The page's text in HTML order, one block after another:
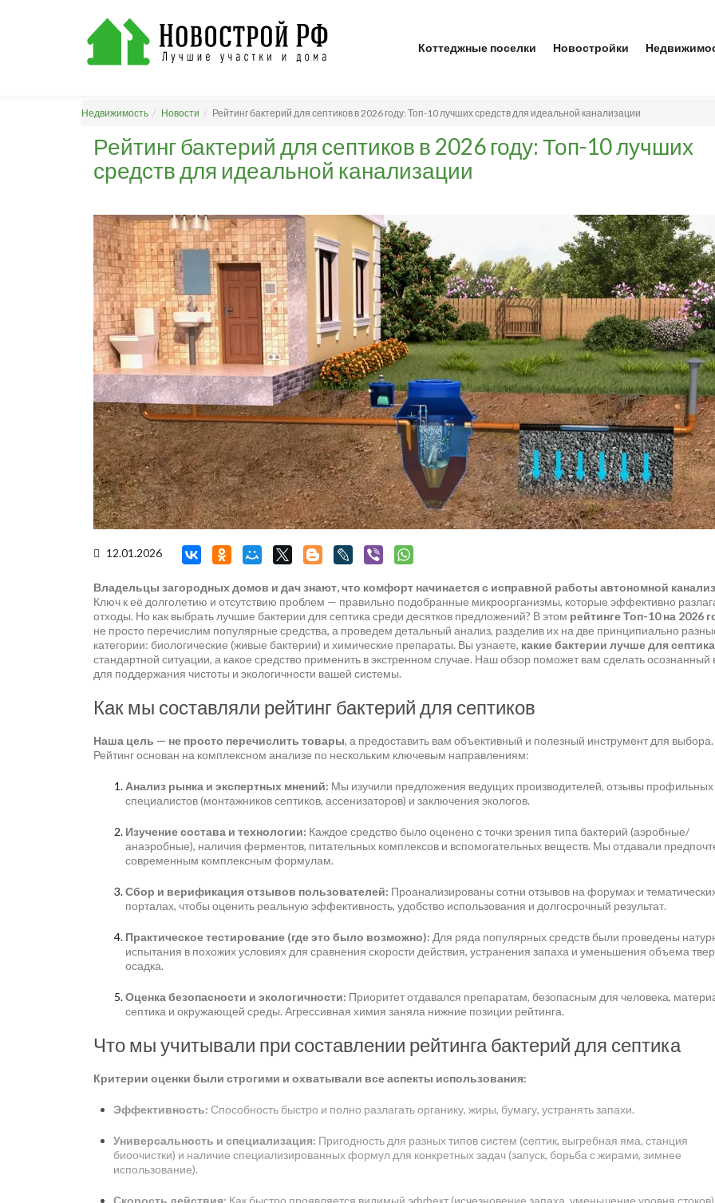
Коттеджные поселки Новостройки
Недвижимость Новости Рейтинг бактерий для септиков в 2026 году: Топ-10 лучших средств для идеальной канализации
Рейтинг бактерий для септиков в 2026 году: Топ-10 лучших
средств для идеальной канализации
12.01.2026
Владельцы загородных домов и дач знают, что комфорт начинается с исправной работы автономной
Ключ к её долголетию и отсутствию проблем — правильно подобранные микроорганизмы, которые эффективно
отходы. Но как выбрать лучшие бактерии для септика среди десятков предложений? В этом рейтинге Топ-10 на 2026
не просто перечислим популярные средства, а проведем детальный анализ, разделив их на две принципиально
категории: биологические (живые бактерии) и химические препараты. Вы узнаете, какие бактерии лучше для септика
стандартной ситуации, а какое средство применить в экстренном случае. Наш обзор поможет вам сделать осознанный
для поддержания чистоты и экологичности вашей системы.
Как мы составляли рейтинг бактерий для септиков
Наша цель — не просто перечислить товары, а предоставить вам объективный и полезный инструмент для выбора.
Рейтинг основан на комплексном анализе по нескольким ключевым направлениям:
Анализ рынка и экспертных мнений: Мы изучили предложения ведущих производителей, отзывы профильных
специалистов (монтажников септиков, ассенизаторов) и заключения экологов.
Изучение состава и технологии: Каждое средство было оценено с точки зрения типа бактерий (аэробные/
анаэробные), наличия ферментов, питательных комплексов и вспомогательных веществ. Мы отдавали
современным комплексным формулам.
Сбор и верификация отзывов пользователей: Проанализированы сотни отзывов на форумах и
порталах, чтобы оценить реальную эффективность, удобство использования и долгосрочный результат.
Практическое тестирование (где это было возможно): Для ряда популярных средств были проведены
испытания в похожих условиях для сравнения скорости действия, устранения запаха и уменьшения объема
осадка.
Оценка безопасности и экологичности: Приоритет отдавался препаратам, безопасным для человека,
септика и окружающей среды. Агрессивная химия заняла нижние позиции рейтинга.
Что мы учитывали при составлении рейтинга бактерий для септика
Критерии оценки были строгими и охватывали все аспекты использования:
Эффективность: Способность быстро и полно разлагать органику, жиры, бумагу, устранять запахи.
Универсальность и специализация: Пригодность для разных типов систем (септик, выгребная яма, станция
биоочистки) и наличие специализированных формул для конкретных задач (запуск, борьба с жирами, зимнее
использование).
Скорость действия: Как быстро проявляется видимый эффект (исчезновение запаха, уменьшение уровня стоков).